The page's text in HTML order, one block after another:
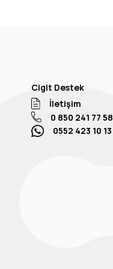
Cigit Destek
İletişim
0 850 241 77 58
0552 423 10 13